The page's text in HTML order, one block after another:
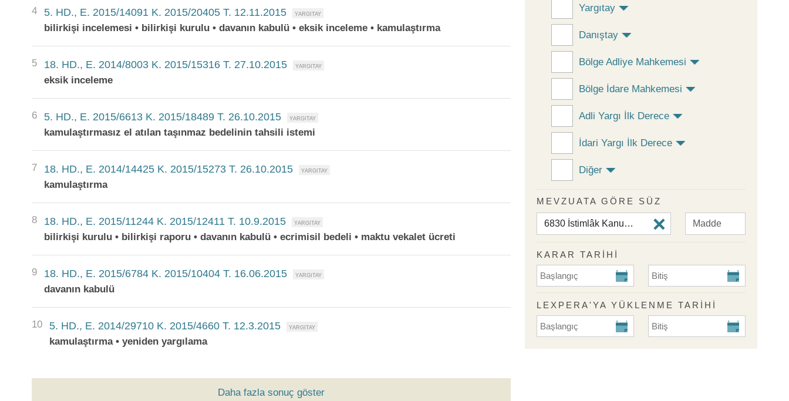
4 5. HD., E. 2015/14091 K. 2015/20405 T. 12.11.2015
bilirkişi incelemesi • bilirkişi kurulu • davanın kabulü • eksik inceleme • kamulaştırma
5 18. HD., E. 2014/8003 K. 2015/15316 T. 27.10.2015
eksik inceleme
6 5. HD., E. 2015/6613 K. 2015/18489 T. 26.10.2015
kamulaştırmasız el atılan taşınmaz bedelinin tahsili istemi
7 18. HD., E. 2014/14425 K. 2015/15273 T. 26.10.2015
kamulaştırma
8 18. HD., E. 2015/11244 K. 2015/12411 T. 10.9.2015
bilirkişi kurulu • bilirkişi raporu • davanın kabulü • ecrimisil bedeli • maktu vekalet ücreti
9 18. HD., E. 2015/6784 K. 2015/10404 T. 16.06.2015
davanın kabulü
10 5. HD., E. 2014/29710 K. 2015/4660 T. 12.3.2015
kamulaştırma • yeniden yargılama
Daha fazla sonuç göster
Yargıtay
Danıştay
Bölge Adliye Mahkemesi
Bölge İdare Mahkemesi
Adli Yargı İlk Derece
İdari Yargı İlk Derece
Diğer
MEVZUATA GÖRE SÜZ
KARAR TARİHİ
KARAR TARİHİ Başlangıç KARAR TARİHİ Bitiş
LEXPERA'YA YÜKLENME TARIHI
Lexpera'ya Yüklenme Tarihi BaşlangıçLexpera'ya Yüklenme Tarihi